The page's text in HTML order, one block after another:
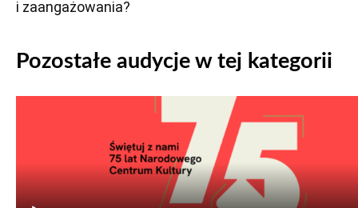
i zaangażowania?
Pozostałe audycje w tej kategorii